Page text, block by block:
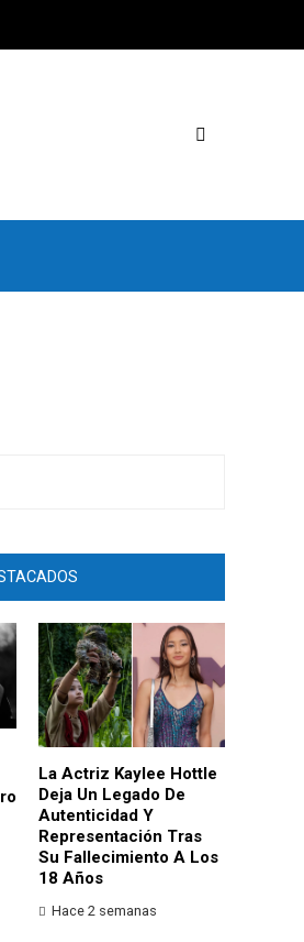
La Actriz Kaylee Hottle
Deja Un Legado De
Autenticidad Y
Representación Tras
Su Fallecimiento A Los
18 Años
Hace 2 semanas